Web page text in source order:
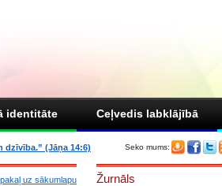
identitāte Ceļvedis labklājībā
Seko mums:
dzīvība.” (Jāņa 14:6)
uz sākumlapu Žurnāls